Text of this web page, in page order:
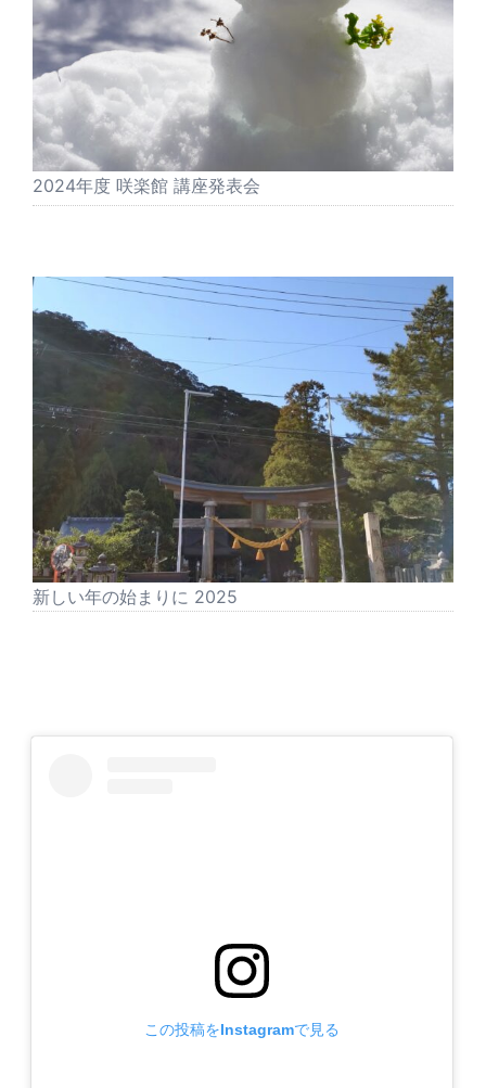
2024年度 咲楽館 講座発表会
新しい年の始まりに 2025
この投稿をInstagramで見る